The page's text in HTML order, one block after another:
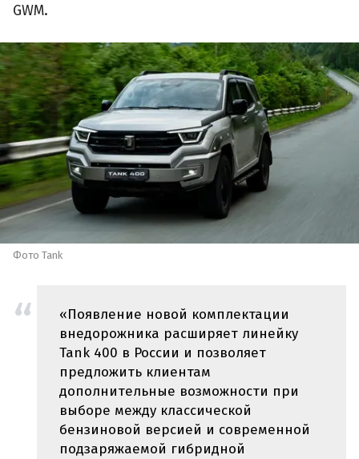
GWM.
Фото Tank
«Появление новой комплектации
внедорожника расширяет линейку
Tank 400 в России и позволяет
предложить клиентам
дополнительные возможности при
выборе между классической
бензиновой версией и современной
подзаряжаемой гибридной